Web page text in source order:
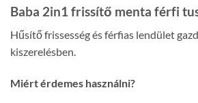
Baba 2in1 frissítő menta férfi
Hűsítő frissesség és férfias lendület
kiszerelésben.
Miért érdemes használni?